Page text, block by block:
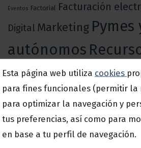
Eventos Factorial Facturación
Digital Marketing Pymes
autónomos
Reforma Laboral RGPD Seguridad de
Servicios IT
¡Contacta con
Esta página web utiliza cookies
para fines funcionales (permitir la
para optimizar la navegación y
tus preferencias, así como para
en base a tu perfil de navegación.